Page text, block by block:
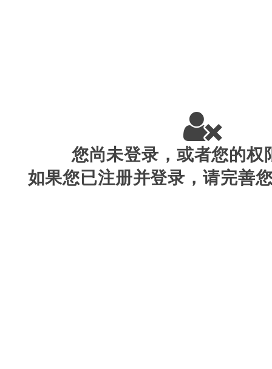
您尚未登录，或者您的权
如果您已注册并登录，请完善